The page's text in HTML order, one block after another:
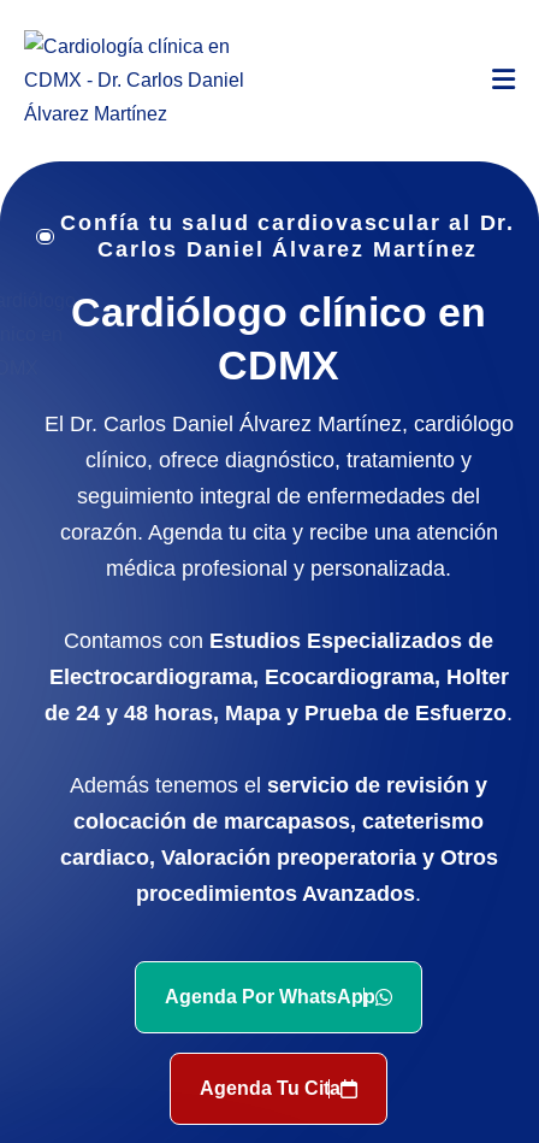
Confía tu salud cardiovascular al Dr.
Carlos Daniel Álvarez Martínez
Cardiólogo clínico en
CDMX
El Dr. Carlos Daniel Álvarez Martínez, cardiólogo
clínico, ofrece diagnóstico, tratamiento y
seguimiento integral de enfermedades del
corazón. Agenda tu cita y recibe una atención
médica profesional y personalizada.
Contamos con Estudios Especializados de
Electrocardiograma, Ecocardiograma, Holter
de 24 y 48 horas, Mapa y Prueba de Esfuerzo.
Además tenemos el servicio de revisión y
colocación de marcapasos, cateterismo
cardiaco, Valoración preoperatoria y Otros
procedimientos Avanzados.
Agenda Por WhatsApp
Agenda Tu Cita